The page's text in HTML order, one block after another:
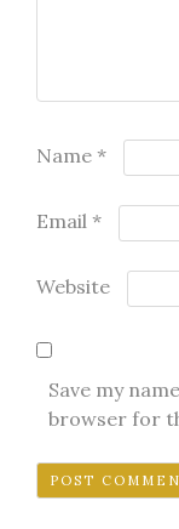
Name *
Email *
Website
Save my
browser for